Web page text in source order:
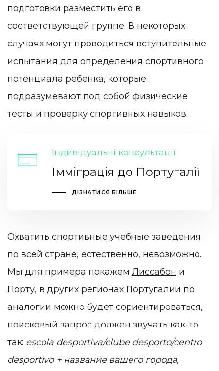
подготовки разместить его в
соответствующей группе. В некоторых
случаях могут проводиться вступительные
испытания для определения спортивного
потенциала ребенка, которые
подразумевают под собой физические
тесты и проверку спортивных навыков.
Індивідуальні консультації
Імміграція до Португалії
ДІЗНАТИСЯ БІЛЬШЕ
Охватить спортивные учебные заведения
по всей стране, естественно, невозможно.
Мы для примера покажем Лиссабон и
Порту, в других регионах Португалии по
аналогии можно будет сориентироваться,
поисковый запрос должен звучать как-то
так: escola desportiva/clube desporto/centro
desportivo + название вашего города,